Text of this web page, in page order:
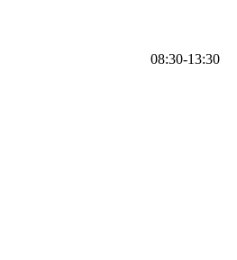
08:30-13:30